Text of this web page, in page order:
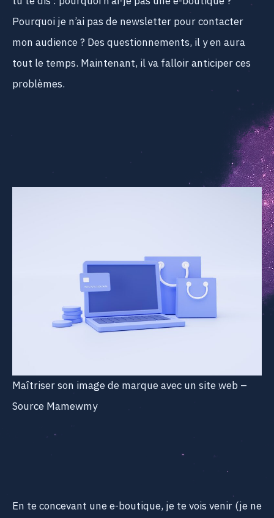
Pourquoi je n’ai pas de newsletter pour contacter
mon audience ? Des questionnements, il y en aura
tout le temps. Maintenant, il va falloir anticiper ces
problèmes.
Maîtriser son image de marque avec un site web –
Source Mamewmy
En te concevant une e-boutique, je te vois venir (je ne